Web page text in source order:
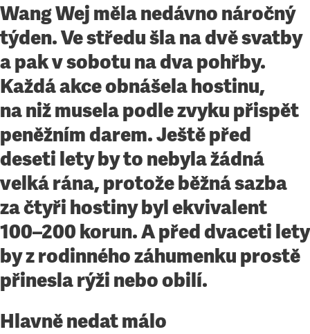
Wang Wej měla nedávno náročný
týden. Ve středu šla na dvě svatby
a pak v sobotu na dva pohřby.
Každá akce obnášela hostinu,
na niž musela podle zvyku přispět
peněžním darem. Ještě před
deseti lety by to nebyla žádná
velká rána, protože běžná sazba
za čtyři hostiny byl ekvivalent
100–200 korun. A před dvaceti lety
by z rodinného záhumenku prostě
přinesla rýži nebo obilí.
Hlavně nedat málo